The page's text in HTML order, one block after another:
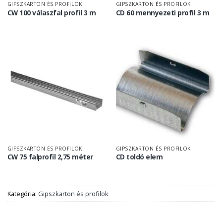
GIPSZKARTON ÉS PROFILOK
CW 100 válaszfal profil 3 m
GIPSZKARTON ÉS PROFILOK
CD 60 mennyezeti profil 3 m
GIPSZKARTON ÉS PROFILOK
CW 75 falprofil 2,75 méter
GIPSZKARTON ÉS PROFILOK
CD toldó elem
Kategória: Gipszkarton és profilok